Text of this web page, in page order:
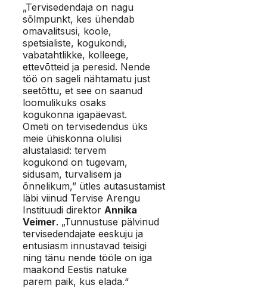
„Tervisedendaja on nagu
sõlmpunkt, kes ühendab
omavalitsusi, koole,
spetsialiste, kogukondi,
vabatahtlikke, kolleege,
ettevõtteid ja peresid. Nende
töö on sageli nähtamatu just
seetõttu, et see on saanud
loomulikuks osaks
kogukonna igapäevast.
Ometi on tervisedendus üks
meie ühiskonna olulisi
alustalasid: tervem
kogukond on tugevam,
sidusam, turvalisem ja
õnnelikum,” ütles autasustamist
läbi viinud Tervise Arengu
Instituudi direktor Annika
Veimer. „Tunnustuse pälvinud
tervisedendajate eeskuju ja
entusiasm innustavad teisigi
ning tänu nende tööle on iga
maakond Eestis natuke
parem paik, kus elada.“